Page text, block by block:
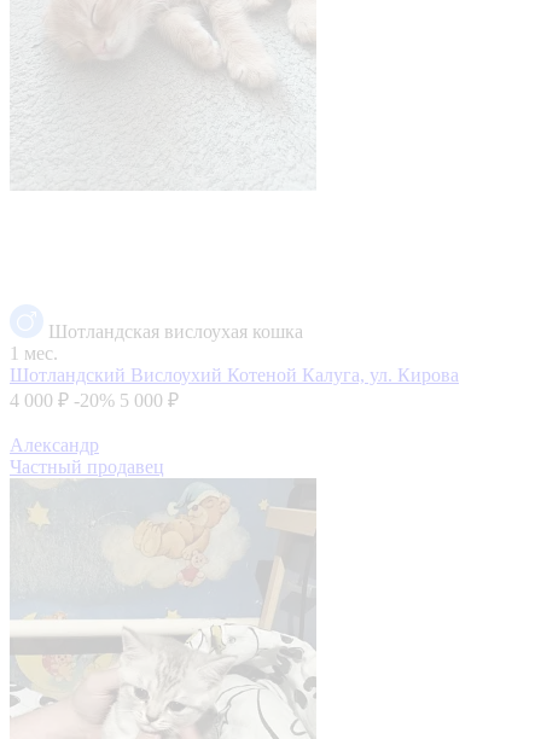
Шотландская вислоухая кошка
1 мес.
Шотландский Вислоухий Котеной Калуга, ул. Кирова
4 000 ₽ -20% 5 000 ₽
Александр
Частный продавец